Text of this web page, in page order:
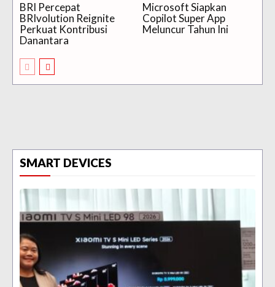
BRI Percepat
BRIvolution Reignite
Perkuat Kontribusi
Danantara
Microsoft Siapkan
Copilot Super App
Meluncur Tahun Ini
SMART DEVICES